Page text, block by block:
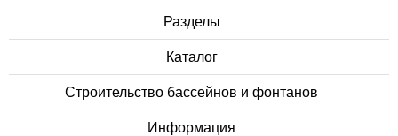
Разделы
Каталог
Строительство бассейнов и фонтанов
Информация